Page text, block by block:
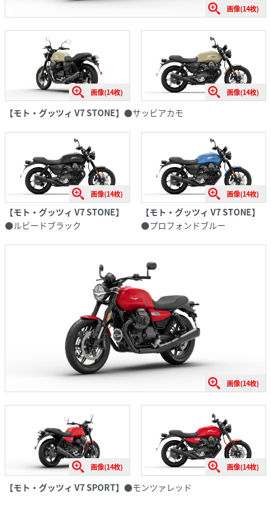
画像(14枚)
画像(14枚) 画像(14枚)
【モト・グッツィ V7 STONE】 ●サッビアカモ
画像(14枚)
【モト・グッツィ V7 STONE】
●ルビードブラック
画像(14枚)
【モト・グッツィ V7 STONE】
●プロフォンドブルー
画像(14枚)
画像(14枚) 画像(14枚)
【モト・グッツィ V7 SPORT】 ●モンツァレッド